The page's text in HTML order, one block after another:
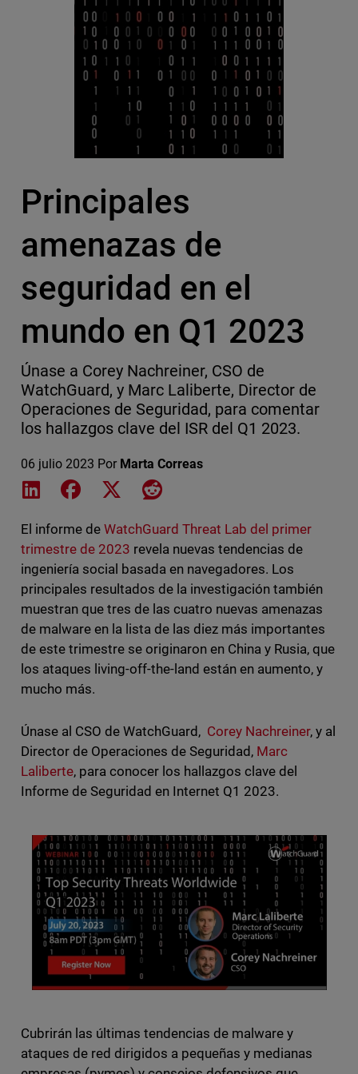
Principales
amenazas de
seguridad en el
mundo en Q1 2023
Únase a Corey Nachreiner, CSO de
WatchGuard, y Marc Laliberte, Director de
Operaciones de Seguridad, para comentar
los hallazgos clave del ISR del Q1 2023.
06 julio 2023 Por Marta Correas
Share on LinkedIn
Share on Facebook
Share on XShare on Reddit
El informe de WatchGuard Threat Lab del primer
trimestre de 2023 revela nuevas tendencias de
ingeniería social basada en navegadores. Los
principales resultados de la investigación también
muestran que tres de las cuatro nuevas amenazas
de malware en la lista de las diez más importantes
de este trimestre se originaron en China y Rusia, que
los ataques living-off-the-land están en aumento, y
mucho más.
Únase al CSO de WatchGuard, Corey Nachreiner, y al
Director de Operaciones de Seguridad, Marc
Laliberte, para conocer los hallazgos clave del
Informe de Seguridad en Internet Q1 2023.
Cubrirán las últimas tendencias de malware y
ataques de red dirigidos a pequeñas y medianas